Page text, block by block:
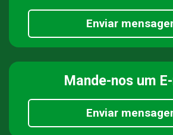
Enviar
Mande-nos um
Enviar